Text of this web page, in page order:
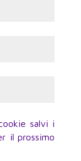
salvi i
il prossimo